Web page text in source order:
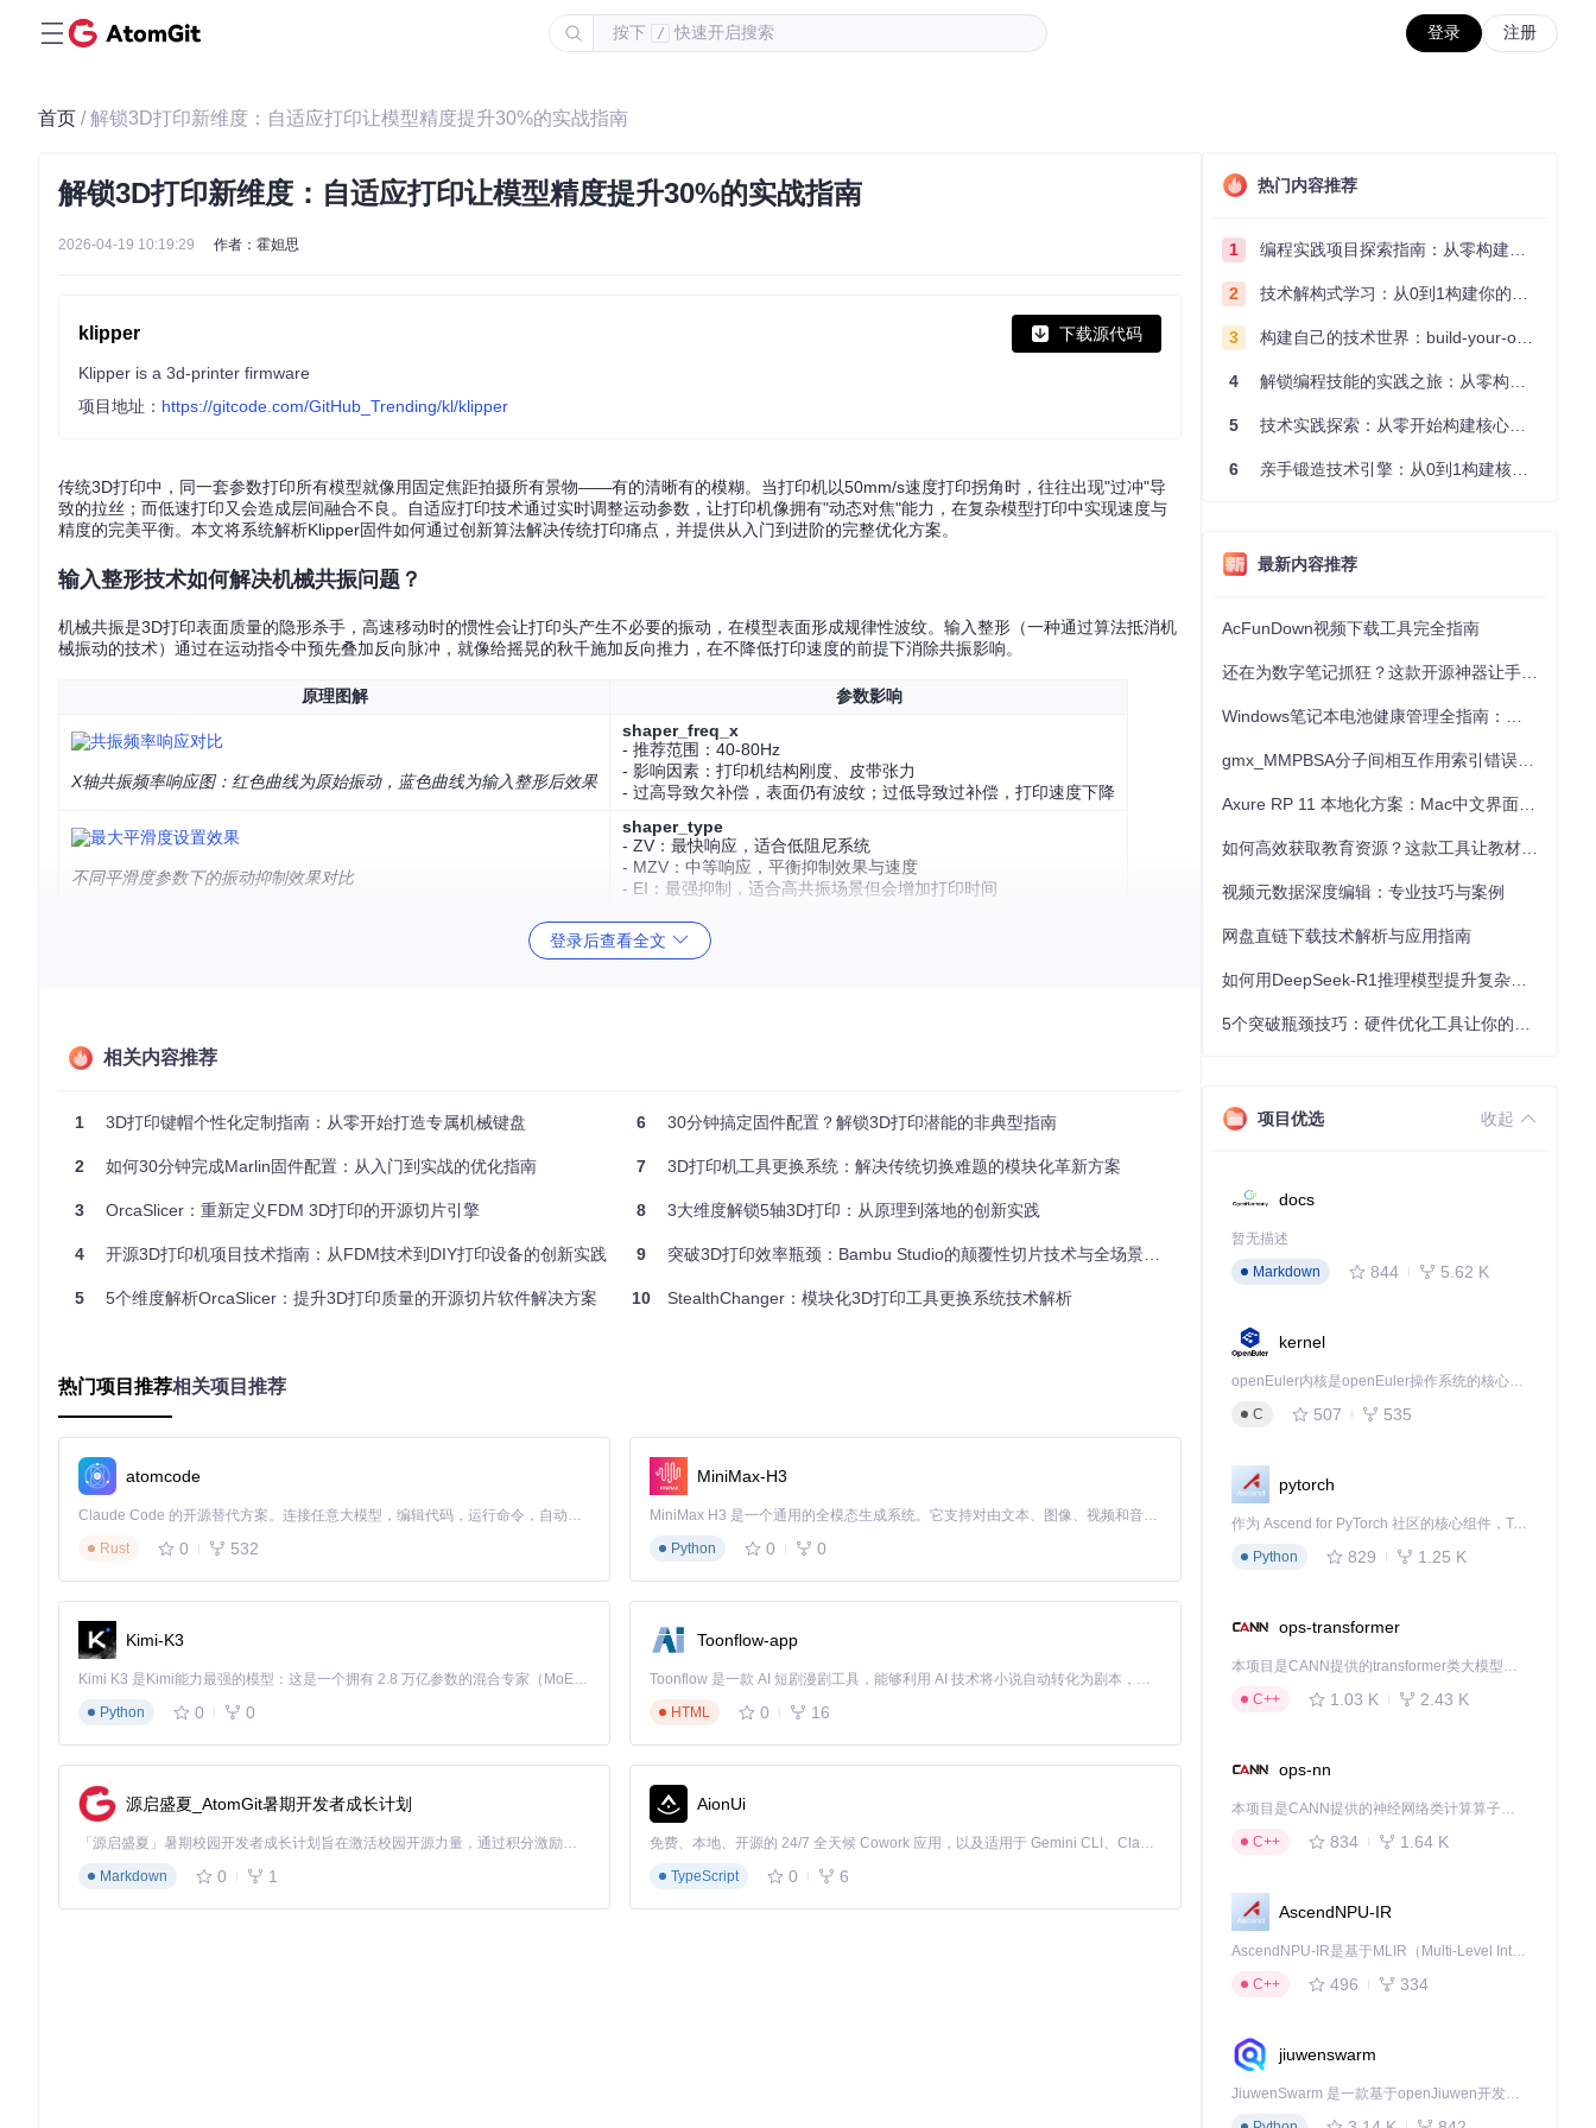
按下 / 快速开启搜索 登录 注册
首页 / 解锁3D打印新维度：自适应打印让模型精度提升30%的实战指南
解锁3D打印新维度：自适应打印让模型精度提升30%的实战指南
2026-04-19 10:19:29 作者：霍妲思
klipper 下载源代码
Klipper is a 3d-printer firmware
项目地址： https://gitcode.com/GitHub_Trending/kl/klipper
传统3D打印中，同一套参数打印所有模型就像用固定焦距拍摄所有景物——有的清晰有的模糊。当打印机以50mm/s速度打印拐角时，往往出现"过冲"导
致的拉丝；而低速打印又会造成层间融合不良。自适应打印技术通过实时调整运动参数，让打印机像拥有"动态对焦"能力，在复杂模型打印中实现速度与
精度的完美平衡。本文将系统解析Klipper固件如何通过创新算法解决传统打印痛点，并提供从入门到进阶的完整优化方案。
输入整形技术如何解决机械共振问题？
机械共振是3D打印表面质量的隐形杀手，高速移动时的惯性会让打印头产生不必要的振动，在模型表面形成规律性波纹。输入整形（一种通过算法抵消机
械振动的技术）通过在运动指令中预先叠加反向脉冲，就像给摇晃的秋千施加反向推力，在不降低打印速度的前提下消除共振影响。
原理图解 参数影响
X轴共振频率响应图：红色曲线为原始振动，蓝色曲线为输入整形后效果
shaper_freq_x
- 推荐范围：40-80Hz
- 影响因素：打印机结构刚度、皮带张力
- 过高导致欠补偿，表面仍有波纹；过低导致过补偿，打印速度下降
不同平滑度参数下的振动抑制效果对比
shaper_type
- ZV：最快响应，适合低阻尼系统
- MZV：中等响应，平衡抑制效果与速度
- EI：最强抑制，适合高共振场景但会增加打印时间
Klipper的输入整形实现位于klippy/extras/input_shaper.py，支持自动共振测试和参数推荐。通过TEST_RESONANCES命令获取共振频谱后，系统会智能
选择最优整形算法和频率参数，典型配置可使表面波纹减少60%以上。
笛卡尔结构打印机常因装配误差导致X轴与Y轴不垂直，就像方形框架被轻微扭曲，直接造成打印模型的"菱形变形"。轴倾斜补偿技术通过精确测量对角线
长度差，计算出X/Y轴的实际夹角偏差，然后在打印过程中动态修正坐标值，使二维平面恢复几何精度。
原理图解 参数影响
通过测量AC与BD对角线长度差计算倾斜角度
skew_x /skew_y
- 推荐范围：-0.1°至0.1°
- 影响因素：框架机械加工精度、组装应力
- 每0.01°偏差会导致200mm长度上产生0.035mm误差
skew_correction
- 单向补偿：适用于轻微偏差场景
型说明，典型应用可将打印尺寸精度从±0.2mm提升至±0.05mm。
桌面级打印机的最佳配置方案
对于Ender 3 V2等主流桌面机型，通过以下配置可实现精度与速度的平衡：
# 输入整形配置
[input_shaper]
shaper_type_x: mzv
shaper_freq_x: 55.0 # 根据共振测试结果调整
shaper_type_y: zv
shaper_freq_y: 48.0
# 轴倾斜补偿
[skew_correction]
🛠️优化要点：
先进行机械检查：确保皮带张紧度一致、导轨润滑良好
共振测试时保持打印头在床面中心位置
登录后查看全文
相关内容推荐
1 3D打印键帽个性化定制指南：从零开始打造专属机械键盘
2 如何30分钟完成Marlin固件配置：从入门到实战的优化指南
3 OrcaSlicer：重新定义FDM 3D打印的开源切片引擎
4 开源3D打印机项目技术指南：从FDM技术到DIY打印设备的创新实践
5 5个维度解析OrcaSlicer：提升3D打印质量的开源切片软件解决方案
6 30分钟搞定固件配置？解锁3D打印潜能的非典型指南
7 3D打印机工具更换系统：解决传统切换难题的模块化革新方案
8 3大维度解锁5轴3D打印：从原理到落地的创新实践
9 突破3D打印效率瓶颈：Bambu Studio的颠覆性切片技术与全场景应用解析
10 StealthChanger：模块化3D打印工具更换系统技术解析
热门项目推荐相关项目推荐
atomcode
Claude Code 的开源替代方案。连接任意大模型，编辑代码，运行命令，自动验证 — 全自动执行。用 Rust 构建，极致性能。 ｜ An open-source alternative to Claude Code. Connect any LLM, edit code, run commands, and verify changes — autonomously. Built in Rust for speed. Get Started
Rust
0 532
MiniMax-H3
MiniMax H3 是一个通用的全模态生成系统。它支持对由文本、图像、视频和音频组成的多模态上下文进行统一理解，并能生成分辨率高达 2K、时长可达 15 秒的带原生立体声音频的视频。得益于面向任务泛化的系统设计，H3 在预训练阶段就已具备广泛的多模态上下文理解与生成能力，能够出色地执行复杂的多模态指令。
Python
0 0
Kimi-K3
Kimi K3 是Kimi能力最强的模型：这是一个拥有 2.8 万亿参数的混合专家（MoE）模型，具备原生视觉理解能力，并支持 100 万 token 的上下文窗口。
Python
0 0
Toonflow-app
Toonflow 是一款 AI 短剧漫剧工具，能够利用 AI 技术将小说自动转化为剧本，并结合 AI 生成的图片和视频，实现高效的短剧创作。借助 Toonflow，可以轻松完成从文字到影像的全流程，让短剧制作变得更加智能与便捷。
HTML
0 16
源启盛夏_AtomGit暑期开发者成长计划
「源启盛夏」暑期校园开发者成长计划旨在激活校园开源力量，通过积分激励、认证扶持、资源倾斜等形式，引导高校组织和开发者完成「入驻 — 建项目 — 做贡献 — 获认证 — 得资源」的完整闭环。无论你是想带领社团入驻平台的组织者，还是希望用代码贡献证明自己的开发者，都能在这里找到属于你的成长路径。
Markdown
0 1
AionUi
免费、本地、开源的 24/7 全天候 Cowork 应用，以及适用于 Gemini CLI、Claude Code、Codex、OpenCode、Qwen Code、Goose CLI、Auggie 等的 OpenClaw | 🌟 喜欢就点star吧
TypeScript
0 6
热门内容推荐
1 编程实践项目探索指南：从零构建技术能力体系
2 技术解构式学习：从0到1构建你的编程知识体系
3 构建自己的技术世界：build-your-own-x项目的实践探索指南
4 解锁编程技能的实践之旅：从零构建你的技术世界
5 技术实践探索：从零开始构建核心系统的实践指南
6 亲手锻造技术引擎：从0到1构建核心系统的实践指南
最新内容推荐
AcFunDown视频下载工具完全指南
视频元数据深度编辑：专业技巧与案例
网盘直链下载技术解析与应用指南
项目优选 收起
docs
暂无描述
Markdown
844 5.62 K
kernel
openEuler内核是openEuler操作系统的核心，既是系统性能与稳定性的基石，也是连接处理器、设备与服务的桥梁。
C
507 535
pytorch
作为 Ascend for PyTorch 社区的核心组件，TorchNPU 是昇腾专为 PyTorch 打造的深度学习适配插件，使 PyTorch 框架能够直接调用昇腾 NPU，为开发者提供昇腾 AI 处理器的超强算力。
Python
829 1.25 K
ops-transformer
本项目是CANN提供的transformer类大模型算子库，实现网络在NPU上加速计算。
C++
1.03 K 2.43 K
ops-nn
本项目是CANN提供的神经网络类计算算子库，实现网络在NPU上加速计算。
C++
834 1.64 K
AscendNPU-IR
AscendNPU-IR是基于MLIR（Multi-Level Intermediate Representation）构建的，面向昇腾亲和算子编译时使用的中间表示，提供昇腾完备表达能力，通过编译优化提升昇腾AI处理器计算效率，支持通过生态框架使能昇腾AI处理器与深度调优
C++
496 334
jiuwenswarm
JiuwenSwarm 是一款基于openJiuwen开发的智能AI Agent，它能够将大语言模型的强大能力，通过你日常使用的各类通讯应用，直接延伸至你的指尖。